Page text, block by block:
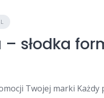
słodka
Twojej marki